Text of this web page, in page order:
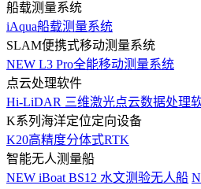
船载测量系统
iAqua船载测量系统
SLAM便携式移动测量系统
NEW L3 Pro全能移动测量系统
点云处理软件
Hi-LiDAR 三维激光点云数据处理
K系列海洋定位定向设备
K20高精度分体式RTK
智能无人测量船
NEW iBoat BS12 水文测验无人船